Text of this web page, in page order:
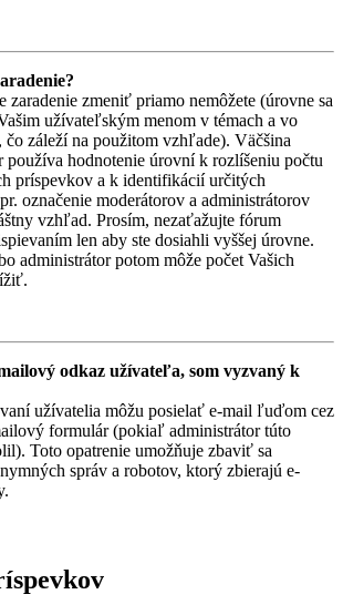
zaradenie zmeniť priamo nemôžete (úrovne sa
užívateľským menom v témach a vo
čo záleží na použitom vzhľade). Väčšina
používa hodnotenie úrovní k rozlíšeniu počtu
príspevkov a k identifikácií určitých
označenie moderátorov a administrátorov
vzhľad. Prosím, nezaťažujte fórum
len aby ste dosiahli vyššej úrovne.
administrátor potom môže počet Vašich
odkaz užívateľa, som vyzvaný k
užívatelia môžu posielať e-mail ľuďom cez
formulár (pokiaľ administrátor túto
Toto opatrenie umožňuje zbaviť sa
správ a robotov, ktorý zbierajú e-